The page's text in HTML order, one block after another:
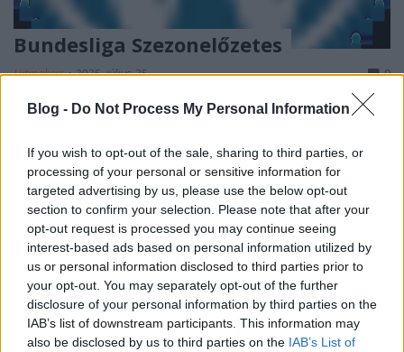
Blog - Do Not Process My Personal Information
If you wish to opt-out of the sale, sharing to third parties, or
processing of your personal or sensitive information for
targeted advertising by us, please use the below opt-out
section to confirm your selection. Please note that after your
opt-out request is processed you may continue seeing
interest-based ads based on personal information utilized by
us or personal information disclosed to third parties prior to
your opt-out. You may separately opt-out of the further
disclosure of your personal information by third parties on the
IAB’s list of downstream participants. This information may
also be disclosed by us to third parties on the IAB’s List of
Bundesliga Szezonelőzetes
Hitmakers•2025. július 25. 0
2025/26-os férfi kézilabda Bundesliga A 2025/26-
izgalmakat ígér: a világ legerősebb bajnokságában
a címvédő Füchse Berlin mellett több sztárcsapat is
harcba száll a bajnoki trófeáért. Az alábbiakban
csapatonkénti bontásban elemezzük a nyári…